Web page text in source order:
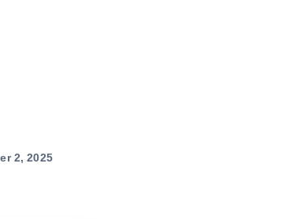
2, 2025